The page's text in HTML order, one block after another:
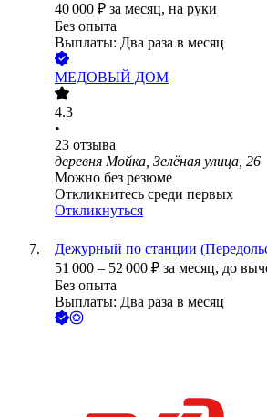
40 000 ₽ за месяц, на руки
Без опыта
Выплаты: Два раза в месяц
МЕДОВЫЙ ДОМ
4.3
•
23 отзыва
деревня Мойка, Зелёная улица, 26
Можно без резюме
Откликнитесь среди первых
Откликнуться
Дежурный по станции
51 000 – 52 000 ₽ за месяц, до
Без опыта
Выплаты: Два раза в месяц